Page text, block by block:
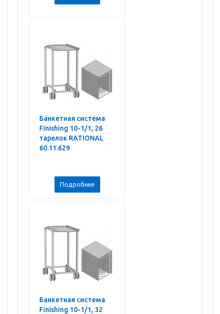
Банкетная система
Finishing 10-1/1, 26
тарелок RATIONAL
60.11.629
Подробнее
Банкетная система
Finishing 10-1/1, 32